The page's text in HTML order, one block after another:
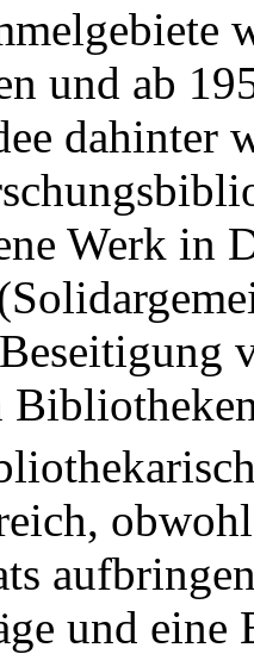
und ab
dahinter
Werk in
und